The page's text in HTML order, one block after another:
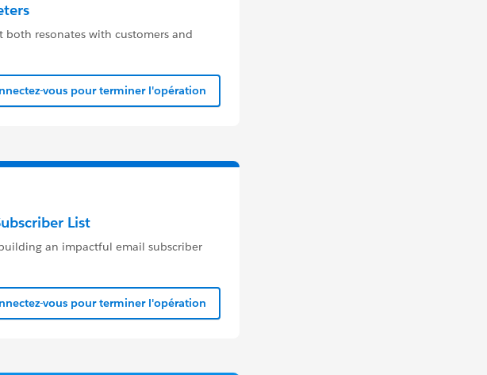
resonates with customers and
vous pour terminer l'opération
List
an impactful email subscriber
vous pour terminer l'opération